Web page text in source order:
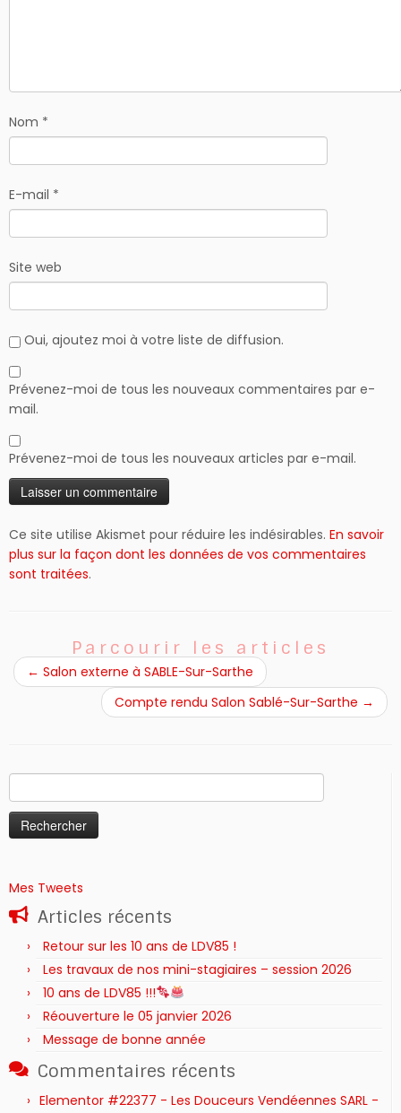
Nom *
E-mail *
Site web
Oui, ajoutez moi à votre liste de diffusion.
Prévenez-moi de tous les nouveaux commentaires par e-
mail.
Prévenez-moi de tous les nouveaux articles par e-mail.
Ce site utilise Akismet pour réduire les indésirables. En savoir
plus sur la façon dont les données de vos commentaires
sont traitées.
Parcourir les articles
← Salon externe à SABLE-Sur-Sarthe
Compte rendu Salon Sablé-Sur-Sarthe →
Rechercher :
Mes Tweets
Articles récents
Retour sur les 10 ans de LDV85 !
Les travaux de nos mini-stagiaires – session 2026 ‍‍‍‍‍
10 ans de LDV85 !!!
Réouverture le 05 janvier 2026
Message de bonne année
Commentaires récents
Elementor #22377 - Les Douceurs Vendéennes SARL -